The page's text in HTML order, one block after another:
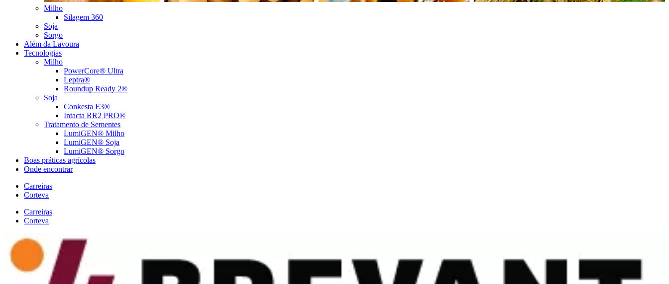
Milho
Silagem 360
Soja
Sorgo
Além da Lavoura
Tecnologias
Milho
PowerCore® Ultra
Leptra®
Roundup Ready 2®
Soja
Conkesta E3®
Intacta RR2 PRO®
Tratamento de Sementes
LumiGEN® Milho
LumiGEN® Soja
LumiGEN® Sorgo
Boas práticas agrícolas
Onde encontrar
Carreiras
Corteva
Carreiras
Corteva